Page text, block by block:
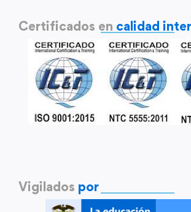
Certificados en calidad
Vigilados por